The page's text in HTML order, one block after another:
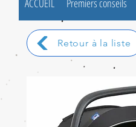
ACCUEIL Premiers conseils
Retour à la liste